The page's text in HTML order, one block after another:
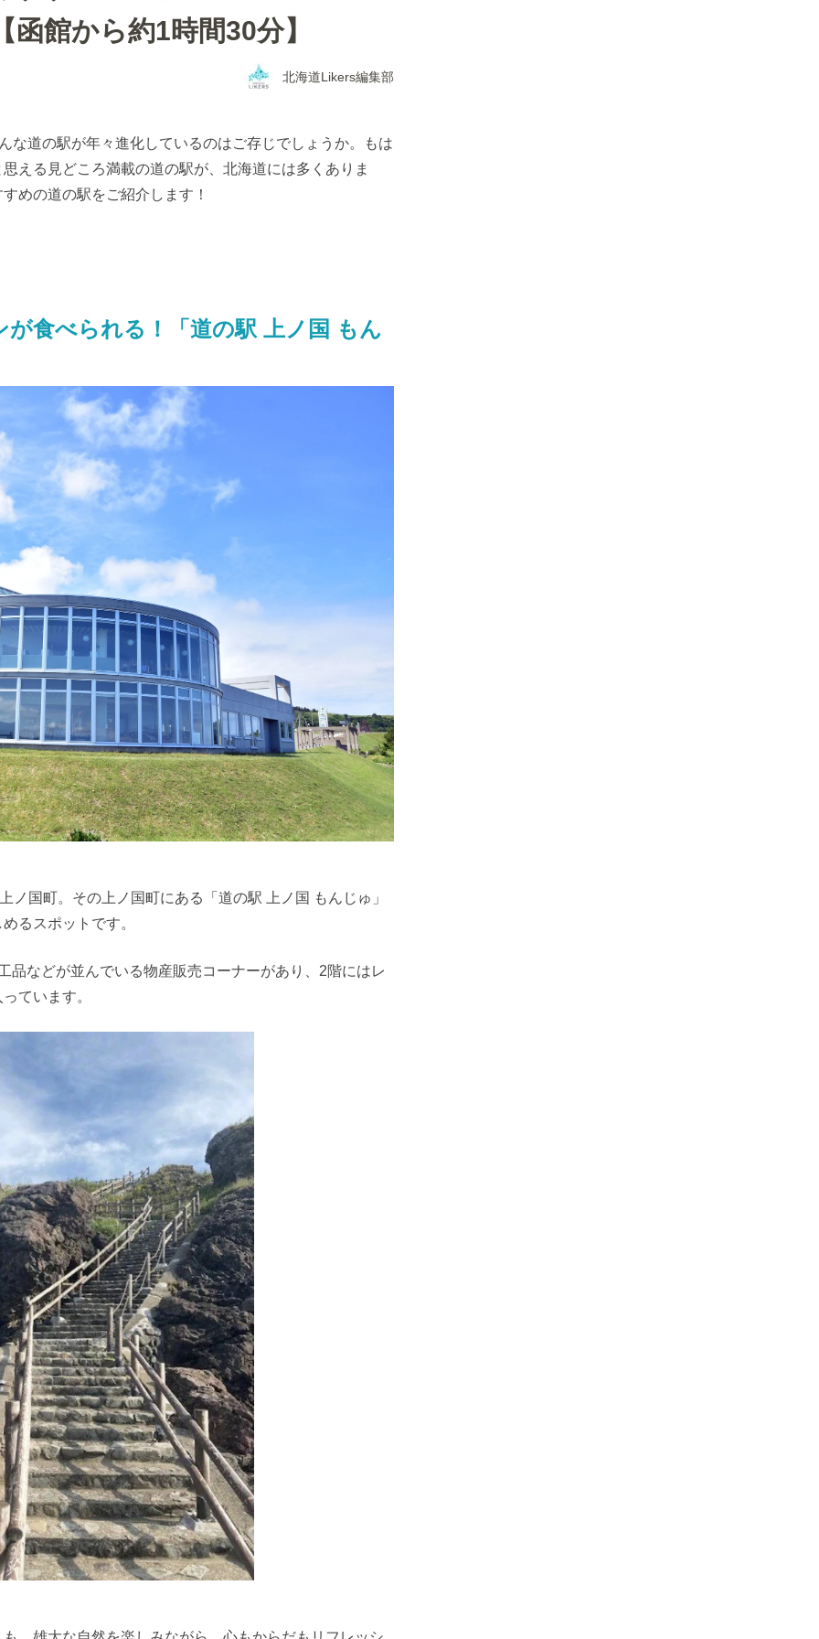
館から約1時間30分】
北海道Likers編集部
な道の駅が年々進化しているのはご存じでしょうか。もは
える見どころ満載の道の駅が、北海道には多くありま
めの道の駅をご紹介します！
食べられる！「道の駅 上ノ国 もん
ノ国町。その上ノ国町にある「道の駅 上ノ国 もんじゅ」
るスポットです。
品などが並んでいる物産販売コーナーがあり、2階にはレ
ています。